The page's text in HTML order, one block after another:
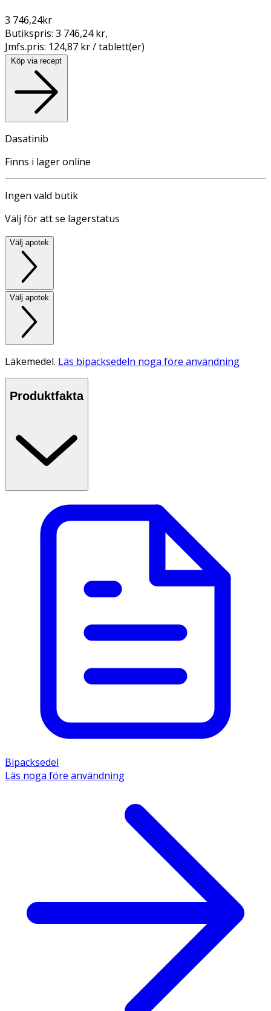
3 746,24kr
Butikspris: 3 746,24 kr,
Jmfs.pris: 124,87 kr / tablett(er)
Köp via recept
Dasatinib
Finns i lager online
Ingen vald butik
Välj för att se lagerstatus
Välj apotek
Välj apotek
Läkemedel. Läs bipacksedeln noga före användning
Produktfakta
Bipacksedel
Läs noga före användning